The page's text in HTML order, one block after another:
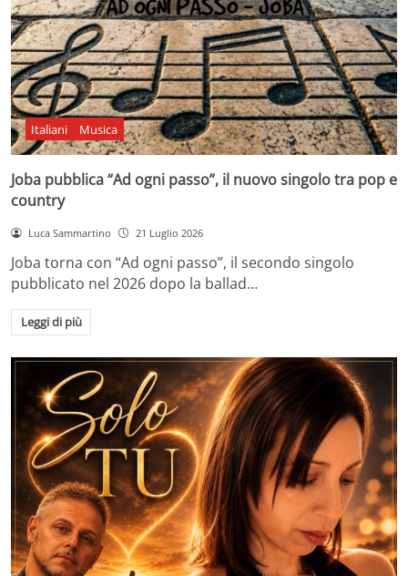
Italiani Musica
Joba pubblica “Ad ogni passo”, il nuovo singolo tra pop e
country
Luca Sammartino 21 Luglio 2026
Joba torna con “Ad ogni passo”, il secondo singolo
pubblicato nel 2026 dopo la ballad…
Leggi di più